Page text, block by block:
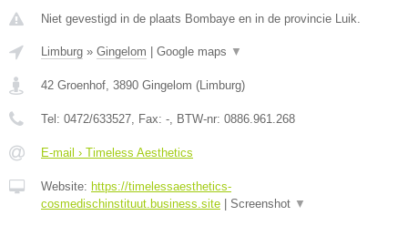
Niet gevestigd in de plaats Bombaye en in de provincie Luik.
Limburg » Gingelom Google maps ▼
42 Groenhof, 3890 Gingelom (Limburg)
Tel: 0472/633527, Fax: -, BTW-nr: 0886.961.268
E-mail › Timeless Aesthetics
Website: https://timelessaesthetics-
cosmedischinstituut.business.site
Screenshot ▼